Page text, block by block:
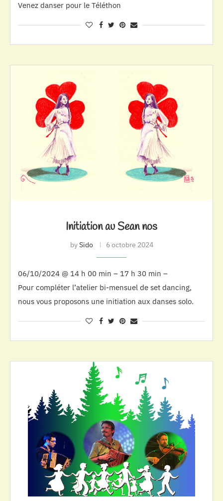
Venez danser pour le Téléthon
Initiation au Sean nos
bySido 6 octobre 2024
06/10/2024 @ 14 h 00 min – 17 h 30 min –
Pour compléter l’atelier bi-mensuel de set dancing,
nous vous proposons une initiation aux danses solo.